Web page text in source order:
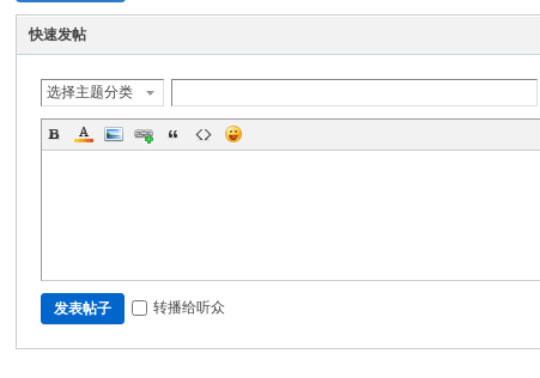
快速发帖
选择主题分类
发表帖子 转播给听众